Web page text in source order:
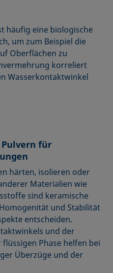
häufig eine biologische
um zum Beispiel die
Oberflächen zu
korreliert
Wasserkontaktwinkel
für
härten, isolieren oder
Materialien wie
sind keramische
und Stabilität
entscheiden.
und der
Phase helfen bei
Überzüge und der